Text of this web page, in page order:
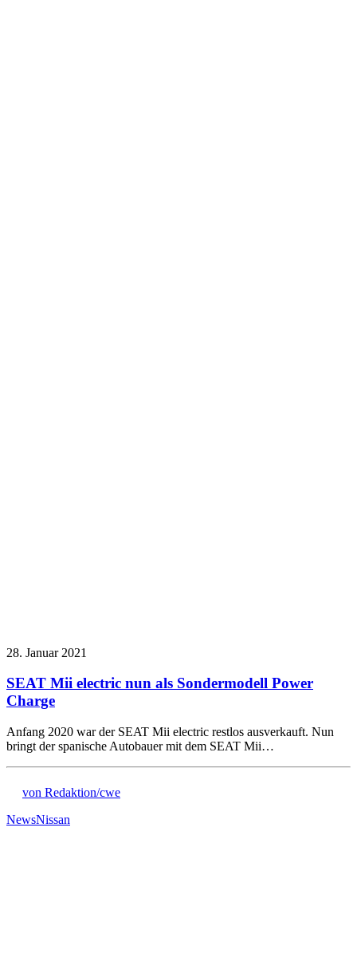
28. Januar 2021
SEAT Mii electric nun als Sondermodell Power
Charge
Anfang 2020 war der SEAT Mii electric restlos ausverkauft. Nun
bringt der spanische Autobauer mit dem SEAT Mii…
von Redaktion/cwe
NewsNissan